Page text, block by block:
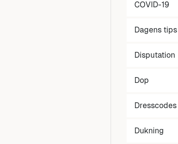
COVID-19
Dagens tips
Disputation
Dop
Dresscodes
Dukning